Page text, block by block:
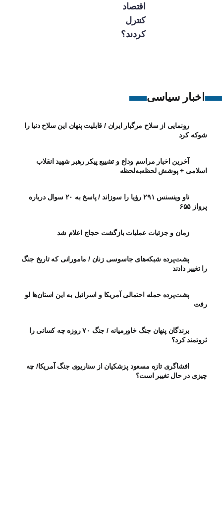
اقتصاد
کنترل
کردند؟
اخبار سیاسی
رونمایی از سلاح مرگبار ایران / قابلیت پنهان این سلاح دنیا را
شوکه کرد
آخرین اخبار مراسم وداع و تشییع پیکر رهبر شهید انقلاب
اسلامی + پوشش لحظه‌به‌لحظه
ناو وینسنس ۲۹۱ رؤیا را سوزاند / پاسخ به ۲۰ سوال درباره
پرواز ۶۵۵
زمان و جزئیات عملیات بازگشت حجاج اعلام شد
پشت‌پرده شبکه‌های جاسوسی زنان / مامورانی که تاریخ جنگ
را تغییر دادند
پشت‌پرده حمله احتمالی آمریکا و اسرائیل به این استان‌ها لو
رفت
برندگان پنهان جنگ خاورمیانه / جنگ ۷۰ روزه چه کسانی را
ثروتمند کرد؟
افشاگری تازه مسعود پزشکیان از سناریوی جنگ آمریکا/ چه
چیزی در حال تغییر است؟